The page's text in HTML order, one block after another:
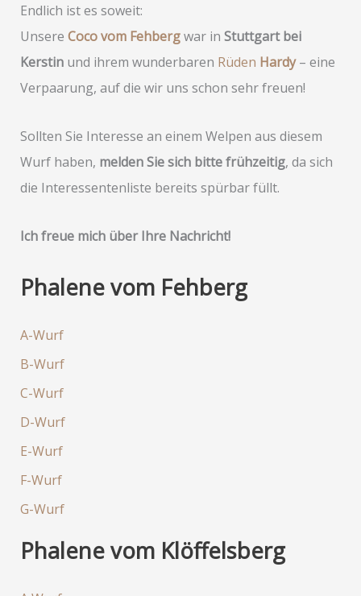
Endlich ist es soweit:
Unsere Coco vom Fehbergwar in Stuttgart bei
Kerstinund ihrem wunderbaren Rüden Hardy– eine
Verpaarung, auf die wir uns schon sehr freuen!
Sollten Sie Interesse an einem Welpen aus diesem
Wurf haben, melden Sie sich bitte frühzeitig, da sich
die Interessentenliste bereits spürbar füllt.
Ich freue mich über Ihre Nachricht!
Phalene vom Fehberg
A-Wurf
B-Wurf
C-Wurf
D-Wurf
E-Wurf
F-Wurf
G-Wurf
Phalene vom Klöffelsberg